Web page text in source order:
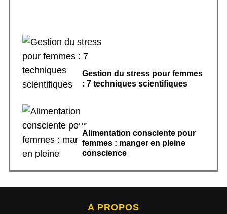
Gestion du stress pour femmes
: 7 techniques scientifiques
Alimentation consciente pour
femmes : manger en pleine
conscience
A PROPOS